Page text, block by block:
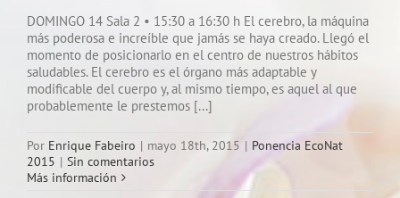
DOMINGO 14 Sala 2 • 15:30 a 16:30 h El cerebro, la máquina
más poderosa e increíble que jamás se haya creado. Llegó el
momento de posicionarlo en el centro de nuestros hábitos
saludables. El cerebro es el órgano más adaptable y
modificable del cuerpo y, al mismo tiempo, es aquel al que
probablemente le prestemos [...]
Por Enrique Fabeiro | mayo 18th, 2015 | Ponencia EcoNat
2015 | Sin comentarios
Más información